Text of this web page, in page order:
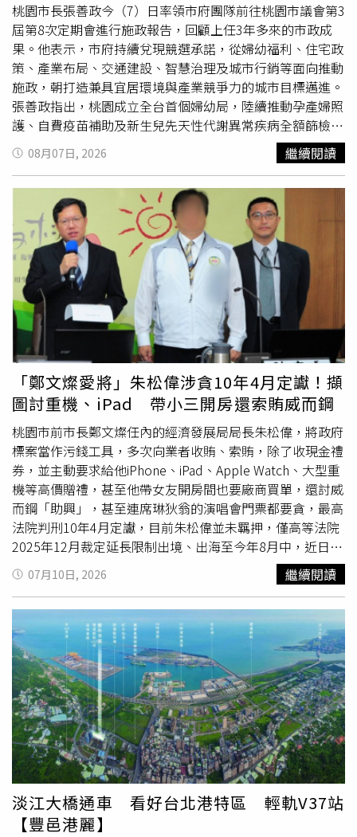
桃園市長張善政今（7）日率領市府團隊前往桃園市議會第3
屆第8次定期會進行施政報告，回顧上任3年多來的市政成
果。他表示，市府持續兌現競選承諾，從婦幼福利、住宅政
策、產業布局、交通建設、智慧治理及城市行銷等面向推動
施政，朝打造兼具宜居環境與產業競爭力的城市目標邁進。
張善政指出，桃園成立全台首個婦幼局，陸續推動孕產婦照
護、自費疫苗補助及新生兒先天性代謝異常疾病全額篩檢等
措施，截至今年6月底已有超過1445名新生兒受惠。此外，
市府首創公私協力托育模式，整體托育覆蓋率已由上任初期
的28％提升至55％，準公共托育簽約率達95.3％，居六都
最高。教育政策方面，桃園率先在六都全面推動國中小免費
營養午餐，並透過增加菜色及提升餐食品質改善供餐內容。
同時投入超過150億元辦理校舍新建與擴建工程，更新10萬
套老舊課桌椅，並宣布新學期起實施國中小教科書免費政
策。住宅政策方面，張善政表示，桃園率先推動可負擔住宅
制度，自治條例已送中央審議，目前已有民間業者響應捐建
230戶。社會住宅推動至今已有14處、4374戶完工，預計明
年9月累計開工及完工戶數將突破1萬戶，並朝119年完成1
萬戶社宅目標邁進。在產業發展方面，張善政指出，龍潭科
學園區三期規劃已完成，今年5月通過國科會審查，近期將
送行政院核定；航空城I基地也將啟動建設，總投資金額約
520億元，預估可創造1萬2千個就業機會。此外，觀音AI算
力產業專區持續推進，截至今年7月底，投資服務中心協助
案件累計投資金額已超過1862億元。交通建設方面，捷運
綠線持續朝年底北段7站提前通車目標推進，綠線延伸中
壢、三鶯線延伸八德及棕線等重大建設同步規劃。公共運輸
方面，新桃園幹線公車已新增7條路線，「桃小巴」預計年
底突破120條，強化偏鄉及社區交通服務。張善政表示，市
府近年也積極推動智慧治理，包括率先制定《桃園市火災預
防自治條例》，推動中央修法將倉儲危險物納入管理；透過
「靜桃專案」導入AI科技改善噪音問題，相關陳情案件較高
峰減少約42％，夜間環境噪音降低約6分貝；AI智慧號誌則
使92處路口平均延滯時間下降16.6％。他最後指出，桃園持
續推動水資源循環利用、AI環境污染辨識等創新措施，並獲
得國際智慧城市獎項肯定。今年也將透過地景藝術節、珍珠
海岸國際音樂節及台灣設計展等大型活動，結合體育建設與
城市行銷，持續提升桃園整體競爭力與城市形象。
08月07日, 2026 繼續閱讀
「鄭文燦愛將」朱松偉涉貪10年4月定讞！擷
圖討重機、iPad 帶小三開房還索賄威而鋼
桃園市前市長鄭文燦任內的經濟發展局局長朱松偉，將政府
標案當作污錢工具，多次向業者收賄、索賄，除了收現金禮
券，並主動要求給他iPhone、iPad、Apple Watch、大型重
機等高價贈禮，甚至他帶女友開房間也要廠商買單，還討威
而鋼「助興」，甚至連席琳狄翁的演唱會門票都要貪，最高
法院判刑10年4月定讞，目前朱松偉並未羈押，僅高等法院
2025年12月裁定延長限制出境、出海至今年8月中，近日將
發監執行。朱松偉是台灣大學土木工程博士，曾當過大學教
授，後來從杏壇轉戰政壇，擔任過高雄市交通局主秘、桃園
航空城總經理，2016年6月至2018年12月擔任桃園市經發
局長。朱松偉當局長2年半可說無所不撈，包括自動車駕駛
系統試運計畫、虎頭山智慧車輛採購案、振興商圈補助計畫
等採購案都為他貪瀆所用，頻繁向得標廠商收受不當利益，
朱松偉會擷圖網站上的蘋果的手表、平板電腦、YAMAHA重
機，再傳照片給廠商，直接開口「送我」，還詢問能處理
嗎？還有業者只是申請變更污染物排放權的許可證，也被朱
松偉拗了2張席琳狄翁台北小巨蛋演唱會的門票。朱松偉帶
小三7度飯店激戰，也叫廠商負責開房費用；有廠商因朱松
偉開口要威而鋼，送台版過去還被退貨，他堅持要原廠的。
一審桃園地院以貪汙罪判朱松偉13年，二審高院減為10年4
月，最高院駁回上訴後，全案確定。
07月10日, 2026 繼續閱讀
淡江大橋通車 看好台北港特區 輕軌V37站
【豐邑港麗】